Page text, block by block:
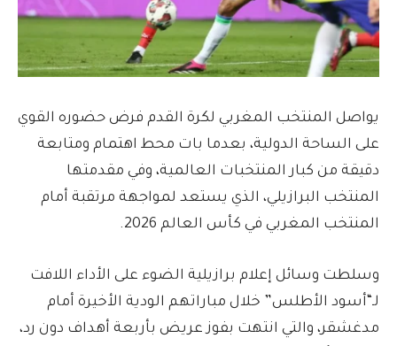
يواصل المنتخب المغربي لكرة القدم فرض حضوره القوي
على الساحة الدولية، بعدما بات محط اهتمام ومتابعة
دقيقة من كبار المنتخبات العالمية، وفي مقدمتها
المنتخب البرازيلي، الذي يستعد لمواجهة مرتقبة أمام
المنتخب المغربي في كأس العالم 2026.
وسلطت وسائل إعلام برازيلية الضوء على الأداء اللافت
لـ“أسود الأطلس” خلال مباراتهم الودية الأخيرة أمام
مدغشقر، والتي انتهت بفوز عريض بأربعة أهداف دون رد،